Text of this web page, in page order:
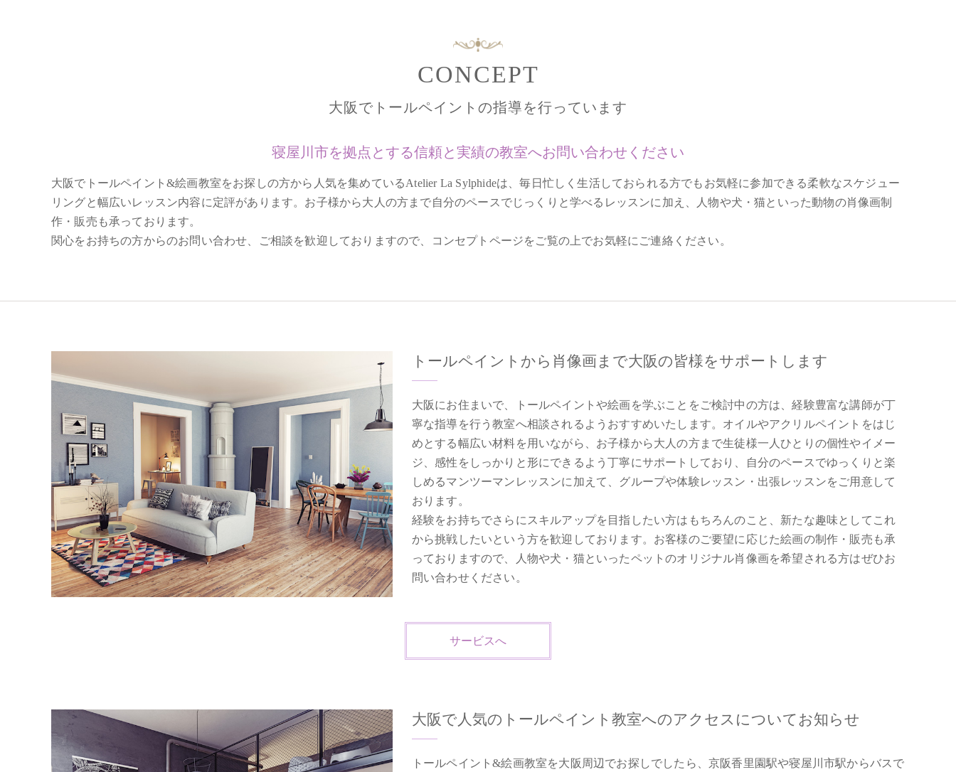
大阪でトールペイントの指導を行っています
CONCEPT
寝屋川市を拠点とする信頼と実績の教室へお問い合わせください
大阪でトールペイント&絵画教室をお探しの方から人気を集めているAtelier La Sylphideは、毎日忙しく生活しておられる方でもお気軽に参加できる柔軟なスケジュー
リングと幅広いレッスン内容に定評があります。お子様から大人の方まで自分のペースでじっくりと学べるレッスンに加え、人物や犬・猫といった動物の肖像画制
作・販売も承っております。
関心をお持ちの方からのお問い合わせ、ご相談を歓迎しておりますので、コンセプトページをご覧の上でお気軽にご連絡ください。
トールペイントから肖像画まで大阪の皆様をサポートします
大阪にお住まいで、トールペイントや絵画を学ぶことをご検討中の方は、経験豊富な講師が丁
寧な指導を行う教室へ相談されるようおすすめいたします。オイルやアクリルペイントをはじ
めとする幅広い材料を用いながら、お子様から大人の方まで生徒様一人ひとりの個性やイメー
ジ、感性をしっかりと形にできるよう丁寧にサポートしており、自分のペースでゆっくりと楽
しめるマンツーマンレッスンに加えて、グループや体験レッスン・出張レッスンをご用意して
おります。
経験をお持ちでさらにスキルアップを目指したい方はもちろんのこと、新たな趣味としてこれ
から挑戦したいという方を歓迎しております。お客様のご要望に応じた絵画の制作・販売も承
っておりますので、人物や犬・猫といったペットのオリジナル肖像画を希望される方はぜひお
問い合わせください。
サービスへ
大阪で人気のトールペイント教室へのアクセスについてお知らせ
トールペイント&絵画教室を大阪周辺でお探しでしたら、京阪香里園駅や寝屋川市駅からバスで